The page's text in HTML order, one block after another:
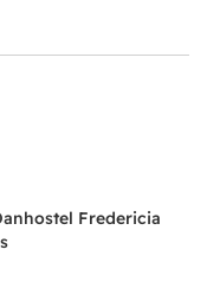
Fredericia